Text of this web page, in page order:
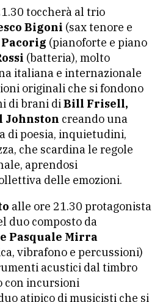
toccherà al trio
Bigoni (sax tenore e
(pianoforte e piano
(batteria), molto
italiana e internazionale
originali che si fondono
di brani di Bill Frisell,
Johnston creando una
di poesia, inquietudini,
che scardina le regole
aprendosi
delle emozioni.
alle ore 21.30 protagonista
duo composto da
Pasquale Mirra
vibrafono e percussioni)
acustici dal timbro
con incursioni
atipico di musicisti che si